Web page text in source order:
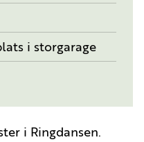
i storgarage
i Ringdansen.